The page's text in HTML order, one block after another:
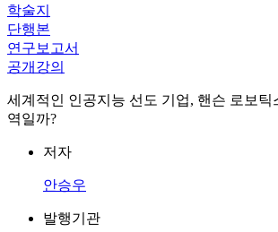
학술지
단행본
연구보고서
공개강의
세계적인 인공지능 선도 기업, 핸슨 로보틱
역일까?
저자
안승우
발행기관